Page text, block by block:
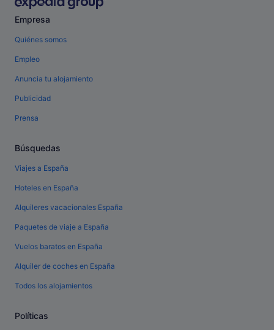
Empresa
Quiénes somos
Empleo
Anuncia tu alojamiento
Publicidad
Prensa
Búsquedas
Viajes a España
Hoteles en España
Alquileres vacacionales España
Paquetes de viaje a España
Vuelos baratos en España
Alquiler de coches en España
Todos los alojamientos
Políticas